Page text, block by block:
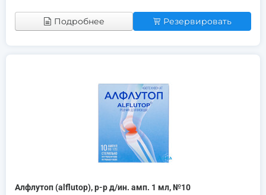
Подробнее Резервировать
Алфлутоп (alflutop), р-р д/ин. амп. 1 мл, №10